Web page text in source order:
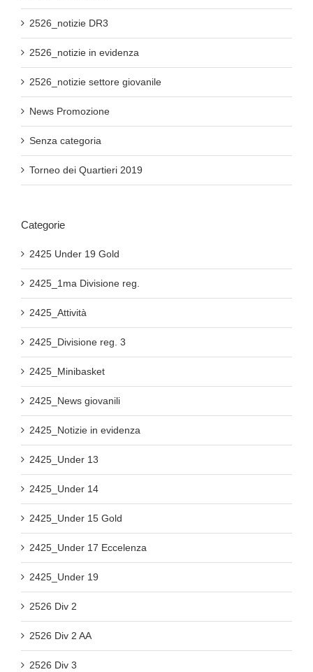
2526_notizie DR3
2526_notizie in evidenza
2526_notizie settore giovanile
News Promozione
Senza categoria
Torneo dei Quartieri 2019
Categorie
2425 Under 19 Gold
2425_1ma Divisione reg.
2425_Attività
2425_Divisione reg. 3
2425_Minibasket
2425_News giovanili
2425_Notizie in evidenza
2425_Under 13
2425_Under 14
2425_Under 15 Gold
2425_Under 17 Eccelenza
2425_Under 19
2526 Div 2
2526 Div 2 AA
2526 Div 3